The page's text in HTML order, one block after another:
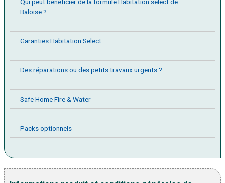
Qui peut bénéficier de la formule Habitation select de
Baloise ?
Garanties Habitation Select
Des réparations ou des petits travaux urgents ?
Safe Home Fire & Water
Packs optionnels